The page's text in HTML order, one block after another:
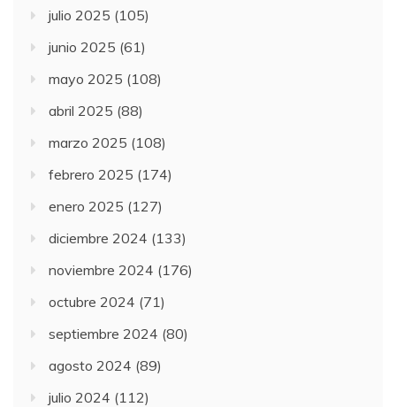
julio 2025 (105)
junio 2025 (61)
mayo 2025 (108)
abril 2025 (88)
marzo 2025 (108)
febrero 2025 (174)
enero 2025 (127)
diciembre 2024 (133)
noviembre 2024 (176)
octubre 2024 (71)
septiembre 2024 (80)
agosto 2024 (89)
julio 2024 (112)